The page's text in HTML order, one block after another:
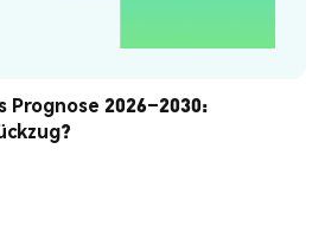
Prognose 2026–2030: